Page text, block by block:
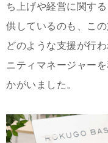
ち上げや経営に関す
供しているのも、こ
どのような支援が行
ニティマネージャー
かがいました。